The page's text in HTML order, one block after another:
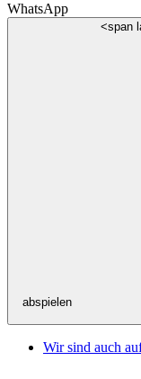
WhatsApp
<span
abspielen
Wir sind auch